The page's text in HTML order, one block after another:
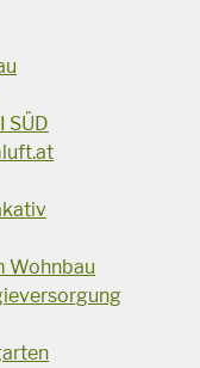
SÜD
Wohnbau